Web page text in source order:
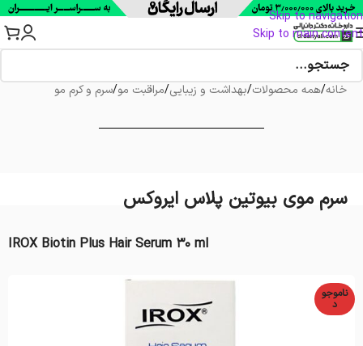
Skip to navigation
Skip to main content
خانه/همه محصولات/بهداشت و زیبایی/مراقبت مو/سرم و کرم مو
سرم موی بیوتین پلاس ایروکس
IROX Biotin Plus Hair Serum 30 ml
ناموجو
د